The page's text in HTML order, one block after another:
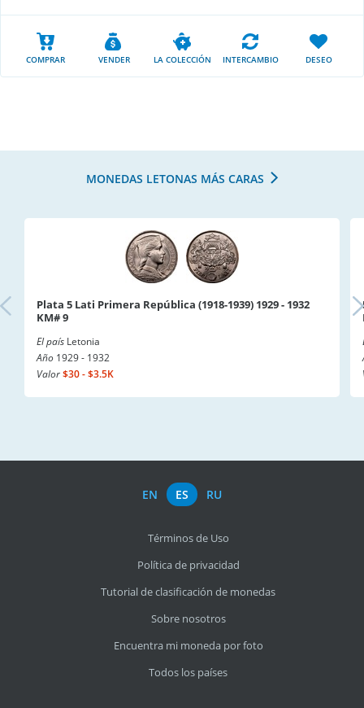
COMPRAR VENDER LA COLECCIÓN INTERCAMBIO DESEO
MONEDAS LETONAS MÁS CARAS
Plata 5 Lati Primera República (1918-1939) 1929 - 1932
KM# 9
El país Letonia
Año 1929 - 1932
Valor$30 - $3.5K
EN ES RU
Términos de Uso
Política de privacidad
Tutorial de clasificación de monedas
Sobre nosotros
Encuentra mi moneda por foto
Todos los países